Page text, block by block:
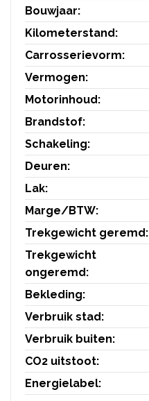
Bouwjaar:
Kilometerstand:
Carrosserievorm:
Vermogen:
Motorinhoud:
Brandstof:
Schakeling:
Deuren:
Lak:
Marge/BTW:
Trekgewicht geremd:
Trekgewicht
ongeremd:
Bekleding:
Verbruik stad:
Verbruik buiten:
CO2 uitstoot:
Energielabel: